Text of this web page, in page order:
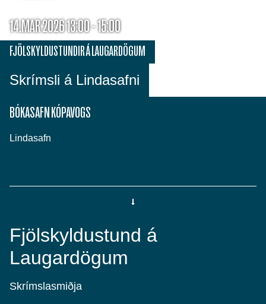
14.MAR 2026 13:00 - 15:00
Skrímsli á Lindasafni
FJÖLSKYLDUSTUNDIR Á LAUGARDÖGUM
BÓKASAFN KÓPAVOGS
Lindasafn
Fjölskyldustund á
Laugardögum
Skrímslasmiðja